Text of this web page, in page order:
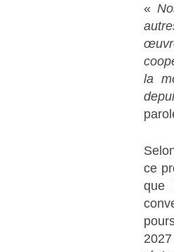
«
la
ce
que